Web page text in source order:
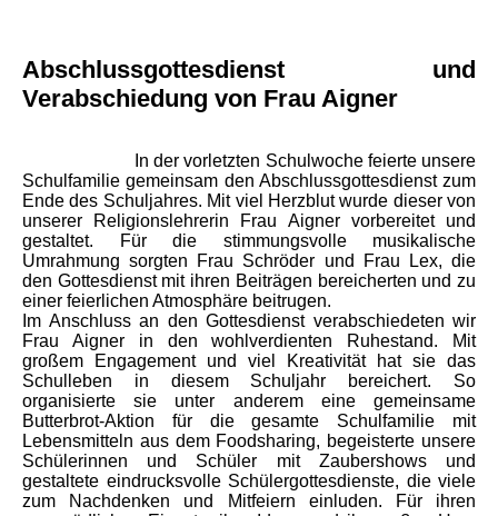
Abschlussgottesdienst und
Verabschiedung von Frau Aigner
In der vorletzten Schulwoche feierte unsere
Schulfamilie gemeinsam den Abschlussgottesdienst zum
Ende des Schuljahres. Mit viel Herzblut wurde dieser von
unserer Religionslehrerin Frau Aigner vorbereitet und
gestaltet. Für die stimmungsvolle musikalische
Umrahmung sorgten Frau Schröder und Frau Lex, die
den Gottesdienst mit ihren Beiträgen bereicherten und zu
einer feierlichen Atmosphäre beitrugen.
Im Anschluss an den Gottesdienst verabschiedeten wir
Frau Aigner in den wohlverdienten Ruhestand. Mit
großem Engagement und viel Kreativität hat sie das
Schulleben in diesem Schuljahr bereichert. So
organisierte sie unter anderem eine gemeinsame
Butterbrot-Aktion für die gesamte Schulfamilie mit
Lebensmitteln aus dem Foodsharing, begeisterte unsere
Schülerinnen und Schüler mit Zaubershows und
gestaltete eindrucksvolle Schülergottesdienste, die viele
zum Nachdenken und Mitfeiern einluden. Für ihren